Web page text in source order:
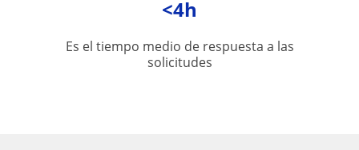
<4h
Es el tiempo medio de respuesta a las
solicitudes